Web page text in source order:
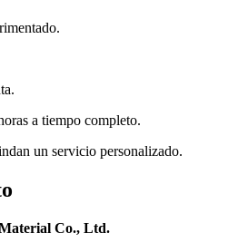
a tiempo completo.
un servicio personalizado.
Co., Ltd.